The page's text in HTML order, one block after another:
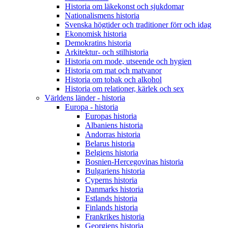
Historia om läkekonst och sjukdomar
Nationalismens historia
Svenska högtider och traditioner förr och idag
Ekonomisk historia
Demokratins historia
Arkitektur- och stilhistoria
Historia om mode, utseende och hygien
Historia om mat och matvanor
Historia om tobak och alkohol
Historia om relationer, kärlek och sex
Världens länder - historia
Europa - historia
Europas historia
Albaniens historia
Andorras historia
Belarus historia
Belgiens historia
Bosnien-Hercegovinas historia
Bulgariens historia
Cyperns historia
Danmarks historia
Estlands historia
Finlands historia
Frankrikes historia
Georgiens historia